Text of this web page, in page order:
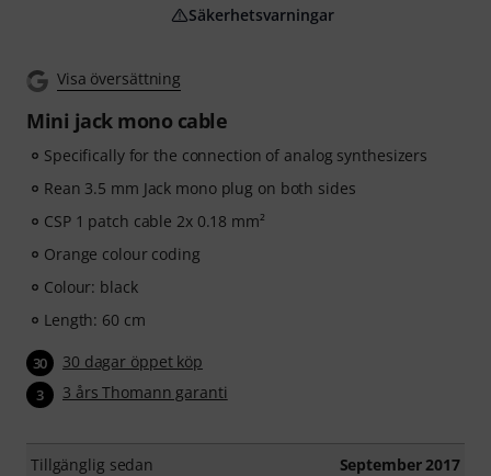
Visa översättning
Mini jack mono cable
Specifically for the connection of analog synthesizers
Rean 3.5 mm Jack mono plug on both sides
CSP 1 patch cable 2x 0.18 mm²
Orange colour coding
Colour: black
Length: 60 cm
30 30 dagar öppet köp
3 3 års Thomann garanti
Tillgänglig sedan September 2017
Säkerhetsvarningar